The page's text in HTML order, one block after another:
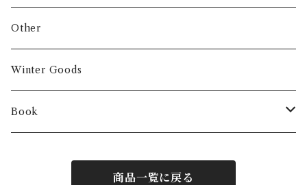
Other
Winter Goods
Book
商品一覧に戻る